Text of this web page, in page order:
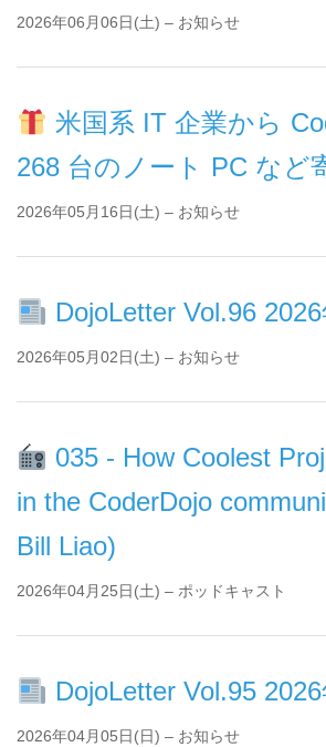
2026年06月06日(土) – お知らせ
米国系 IT 企業から
268 台のノート PC など
2026年05月16日(土) – お知らせ
DojoLetter Vol.96
2026年05月02日(土) – お知らせ
035 - How Coolest
in the CoderDojo
Bill Liao)
2026年04月25日(土) – ポッドキャスト
DojoLetter Vol.95
2026年04月05日(日) – お知らせ